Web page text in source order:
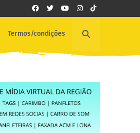
Termos/condições